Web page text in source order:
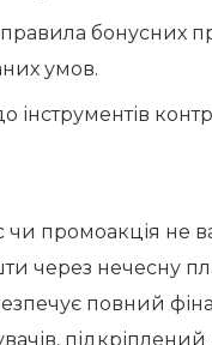
правила бонусних
умов.
інструментів
промоакція не
через нечесну
повний